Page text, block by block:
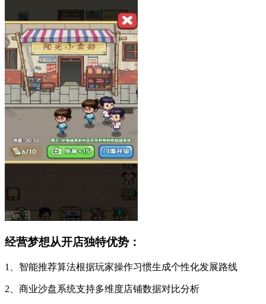
经营梦想从开店独特优势：
1、智能推荐算法根据玩家操作习惯生成个性化发展路线
2、商业沙盘系统支持多维度店铺数据对比分析